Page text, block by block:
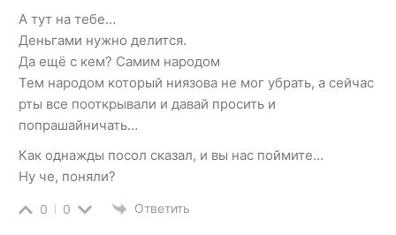
А тут на тебе…
Деньгами нужно делится.
Да ещё с кем? Самим народом
Тем народом который ниязова не мог убрать, а сейчас
рты все пооткрывали и давай просить и
попрашайничать…
Как однажды посол сказал, и вы нас поймите…
Ну че, поняли?
0 0 Ответить